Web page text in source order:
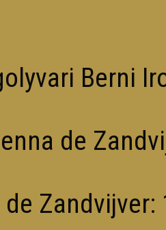
Berni
de
de